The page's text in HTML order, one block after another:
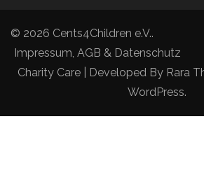
© 2026 Cents4Children e.V..
Impressum, AGB & Datenschutz
Charity Care | Developed By Rara
WordPress.